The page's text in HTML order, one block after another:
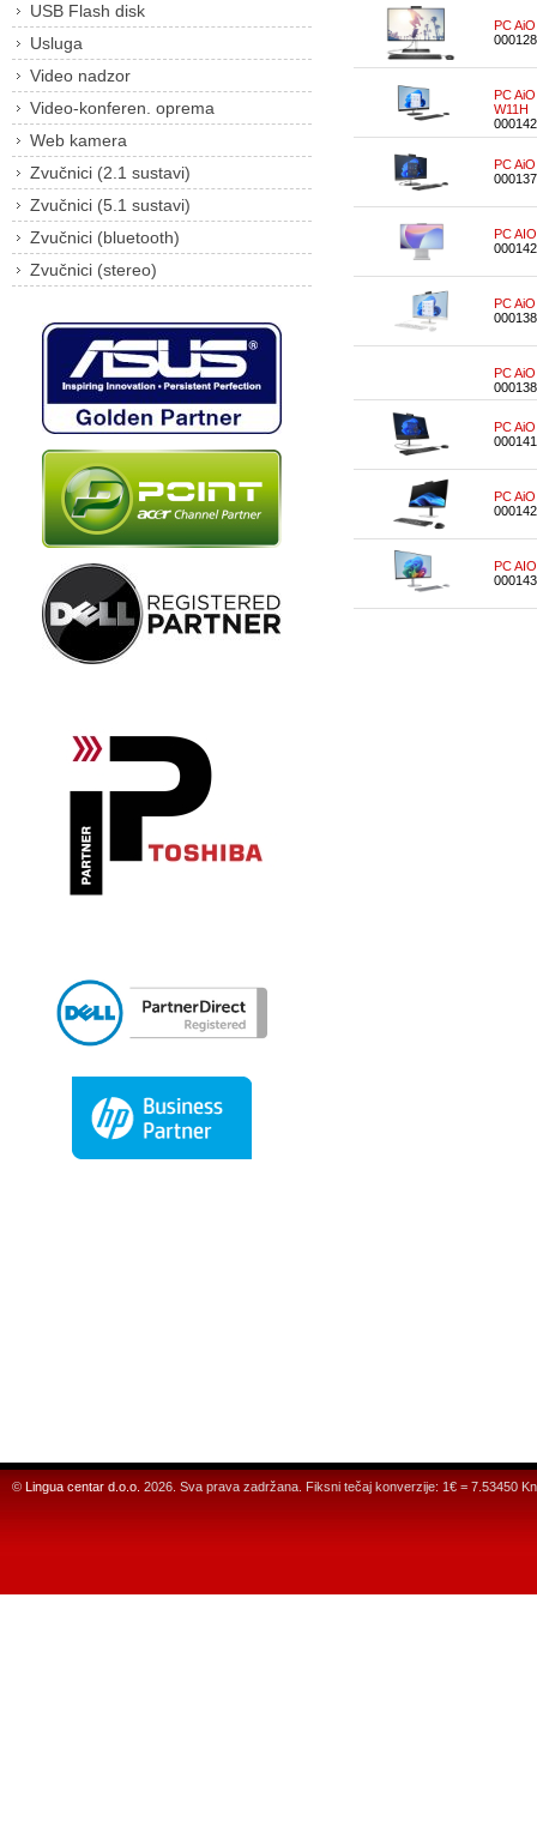
USB Flash disk
Usluga
Video nadzor
Video-konferen. oprema
Web kamera
Zvučnici (2.1 sustavi)
Zvučnici (5.1 sustavi)
Zvučnici (bluetooth)
Zvučnici (stereo)
PC
PC
W11H
PC
PC
PC
PC
PC
PC
PC
© Lingua centar d.o.o. 2026. Sva prava zadržana. Fiksni tečaj konverzije: 1€ = 7.53450 Kn